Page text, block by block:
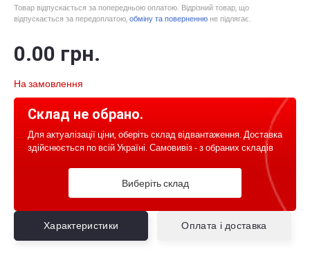
Товар відпускається за попередньою оплатою. Відрізний товар, що
відпускається за передоплатою, обміну та поверненню не підлягає.
0.00 грн.
На замовлення
Склад не обрано.
Для актуалізації ціни, оберіть склад відвантаження. Доставка
здійснюється по всій Україні. Самовивіз - з обраних складів
Виберіть склад
Характеристики Оплата і доставка